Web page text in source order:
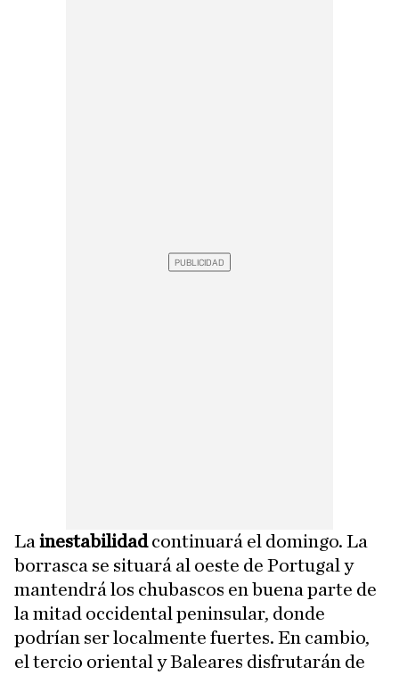
La inestabilidadcontinuará el domingo. La
borrasca se situará al oeste de Portugal y
mantendrá los chubascos en buena parte de
la mitad occidental peninsular, donde
podrían ser localmente fuertes. En cambio,
el tercio oriental y Baleares disfrutarán de